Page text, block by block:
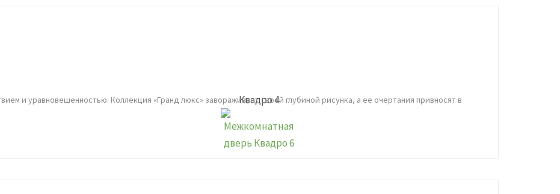
Квадро 4
и уравновешенностью. Коллекция «Гранд люкс» завораживает своей глубиной рисунка, а ее очертания привносят в